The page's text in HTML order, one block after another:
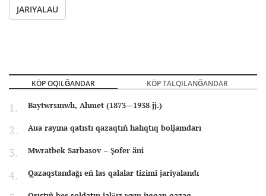
JARIYALAU
KÖP OQILĞANDAR KÖP TALQILANĞANDAR
Baytwrsınwlı, Ahmet (1873—1938 jj.)
Aua rayına qatıstı qazaqtıñ halıqtıq boljamdarı
Mwratbek Sarbasov – Şofer äni
Qazaqstandağı eñ las qalalar tizimi jariyalandı